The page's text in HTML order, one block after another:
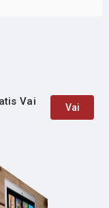
Vai
Vai